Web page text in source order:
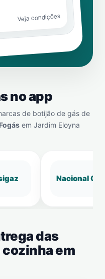
Veja condições
no app
de botijão de gás de
Fogás em Jardim Eloyna
Nacional Gás
das
cozinha em